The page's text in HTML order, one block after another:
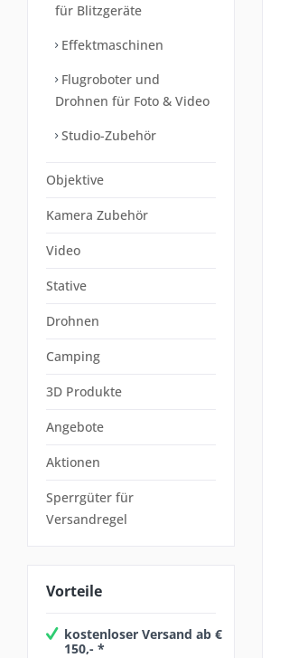
für Blitzgeräte
Effektmaschinen
Flugroboter und
Drohnen für Foto & Video
Studio-Zubehör
Objektive
Kamera Zubehör
Video
Stative
Drohnen
Camping
3D Produkte
Angebote
Aktionen
Sperrgüter für
Versandregel
Vorteile
kostenloser Versand ab €
150,- *